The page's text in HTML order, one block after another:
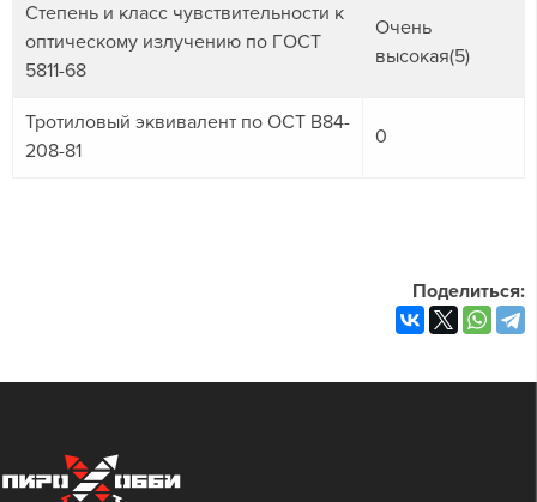
Степень и класс чувствительности к
оптическому излучению по ГОСТ
5811-68
Очень
высокая(5)
Тротиловый эквивалент по ОСТ В84-
208-81
0
Поделиться: